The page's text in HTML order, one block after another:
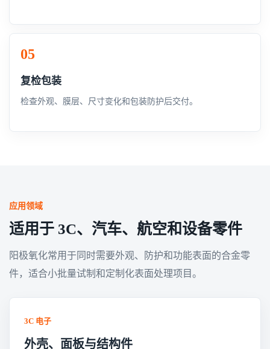
复检包装
检查外观、膜层、尺寸变化和包装防护后交付。
应用领域
适用于 3C、汽车、航空和设备零件
阳极氧化常用于同时需要外观、防护和功能表面的合金零
件，适合小批量试制和定制化表面处理项目。
3C 电子
外壳、面板与结构件